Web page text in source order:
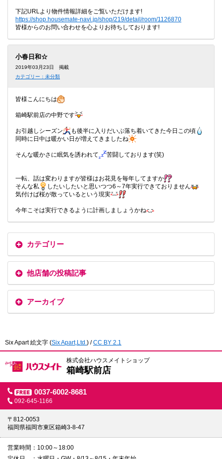
下記URLより物件情報詳細をご覧いただけます!
https://shop.housemate-navi.jp/shop/219/detail/room/1126870
皆様からのお問い合わせを心よりお待ちしております!
小春日和☆
2019年03月23日 掲載
カテゴリー：未分類
皆様こんにちは
箱崎駅前店の中野です
お引越しシーズン
も後半に入りだいぶ落ち着いてきた今日この頃
同時に日中は暖かい日が増えてきましたね
そんな暖かさに眠気を誘われて 苦闘しております(笑)
一転、話は変わりますが皆様はお花見を毎年してますか
そんな私
したいしたいと思いつつ6～7年実行できておりません
気付けば桜が散っているという現実
今年こそは実行できるように計画しましょうかね
カテゴリー
他店舗の投稿記事
アーカイブ
Six Apart 絵文字 (Six Apart,Ltd.) /CC BY 2.1
株式会社ハウスメイトショップ
箱崎駅前店
0037-6002-8681
092-645-1166
〒812-0053
福岡県福岡市東区箱崎3-8-47
営業時間
10:00～18:00